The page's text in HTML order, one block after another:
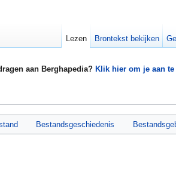
aan Berghapedia? Klik hier om je aan
Bestandsgeschiedenis
Lezen Brontekst bekijken